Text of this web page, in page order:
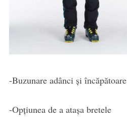
-Buzunare adânci și încăpătoare
-Opțiunea de a atașa bretele